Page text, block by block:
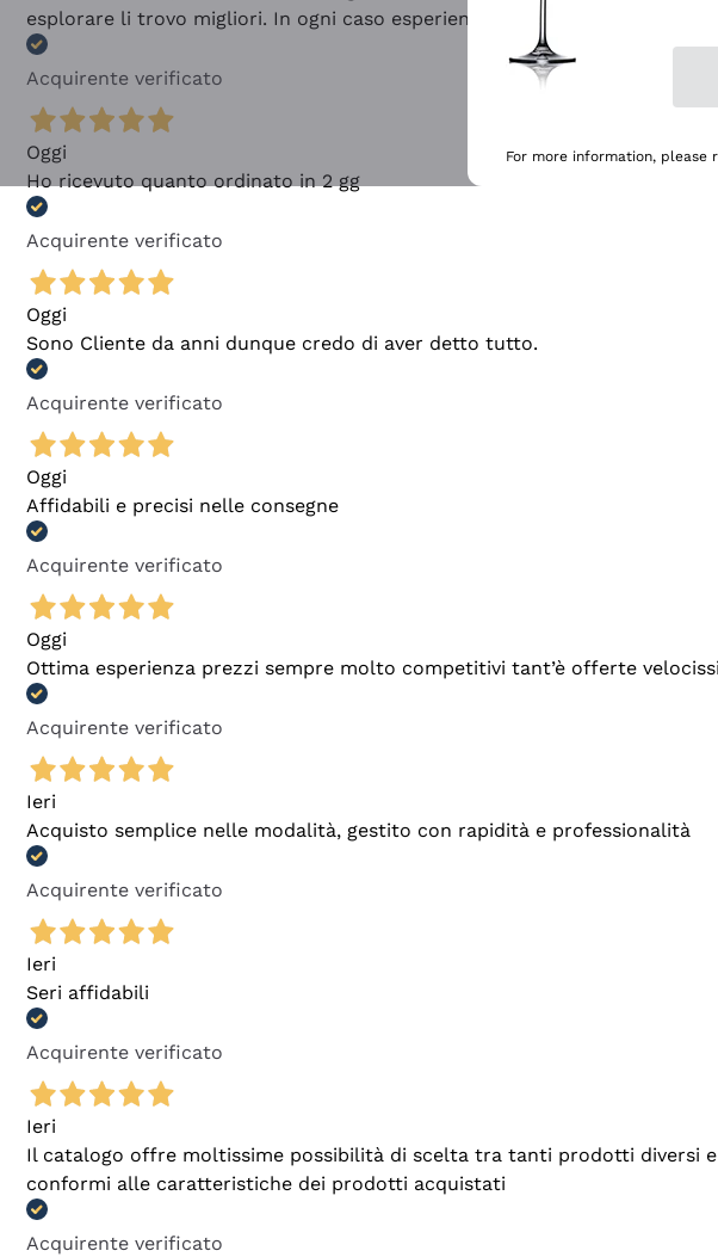
esplorare li trovo migliori. In ogni caso esperienza buona e lo consiglio! 👍
Acquirente verificato
Oggi
Ho ricevuto quanto ordinato in 2 gg
Acquirente verificato
Oggi
Sono Cliente da anni dunque credo di aver detto tutto.
Acquirente verificato
Oggi
Affidabili e precisi nelle consegne
Acquirente verificato
Oggi
Ottima esperienza prezzi sempre molto competitivi tant’è offerte
Acquirente verificato
Ieri
Acquisto semplice nelle modalità, gestito con rapidità e professionalità
Acquirente verificato
Ieri
Seri affidabili
Acquirente verificato
Ieri
Il catalogo offre moltissime possibilità di scelta tra tanti prodotti diversi
conformi alle caratteristiche dei prodotti acquistati
Acquirente verificato
For more information, please